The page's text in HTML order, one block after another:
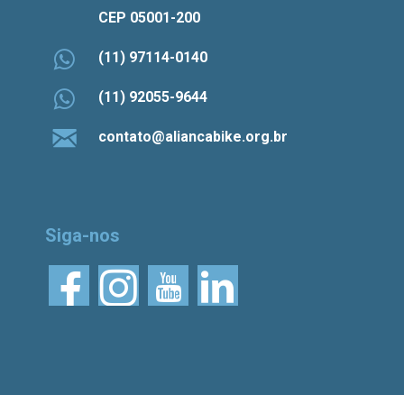
CEP 05001-200
(11) 97114-0140
(11) 92055-9644
contato@aliancabike.org.br
Siga-nos